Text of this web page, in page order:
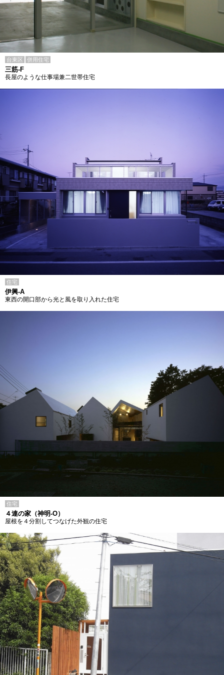
台東区 併用住宅
三筋-F
長屋のような仕事場兼二世帯住宅
住宅
伊興-A
東西の開口部から光と風を取り入れた住宅
住宅
４連の家（神明-O）
屋根を４分割してつなげた外観の住宅